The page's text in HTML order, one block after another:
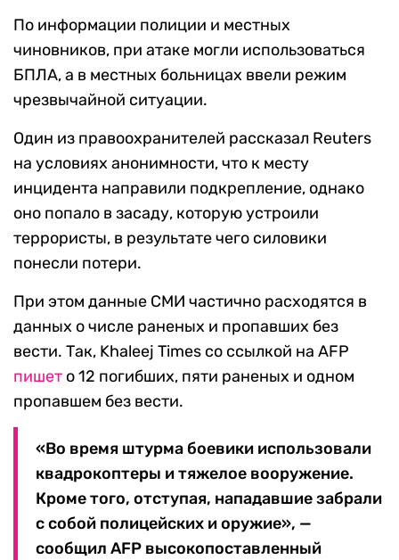
По информации полиции и местных
чиновников, при атаке могли использоваться
БПЛА, а в местных больницах ввели режим
чрезвычайной ситуации.
Один из правоохранителей рассказал Reuters
на условиях анонимности, что к месту
инцидента направили подкрепление, однако
оно попало в засаду, которую устроили
террористы, в результате чего силовики
понесли потери.
При этом данные СМИ частично расходятся в
данных о числе раненых и пропавших без
вести. Так, Khaleej Times со ссылкой на AFP
пишет о 12 погибших, пяти раненых и одном
пропавшем без вести.
«Во время штурма боевики использовали
квадрокоптеры и тяжелое вооружение.
Кроме того, отступая, нападавшие забрали
с собой полицейских и оружие», —
сообщил AFP высокопоставленный